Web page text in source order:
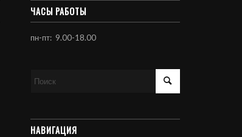
ЧАСЫ РАБОТЫ
пн-пт: 9.00-18.00
НАВИГАЦИЯ